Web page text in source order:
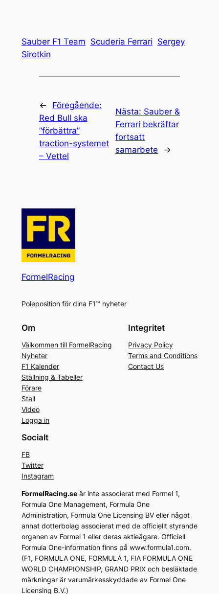
Sauber F1 Team Scuderia Ferrari Sergey
Sirotkin
←
Föregående:
Red Bull ska
”förbättra”
traction-systemet
– Vettel
Nästa: Sauber &
Ferrari bekräftar
fortsatt
samarbete
→
FormelRacing
Poleposition för dina F1™ nyheter
Om
Välkommen till FormelRacing
Nyheter
F1 Kalender
Ställning & Tabeller
Förare
Stall
Video
Logga in
Integritet
Privacy Policy
Terms and Conditions
Contact Us
Socialt
FB
Twitter
Instagram
FormelRacing.seär inte associerat med Formel 1,
Formula One Management, Formula One
Administration, Formula One Licensing BV eller något
annat dotterbolag associerat med de officiellt styrande
organen av Formel 1 eller deras aktieägare. Officiell
Formula One-information finns på www.formula1.com.
(F1, FORMULA ONE, FORMULA 1, FIA FORMULA ONE
WORLD CHAMPIONSHIP, GRAND PRIX och besläktade
märkningar är varumärkesskyddade av Formel One
Licensing B.V.)